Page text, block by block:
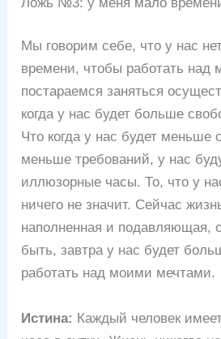
Мы говорим себе, что у нас
времени, чтобы работать над
постараемся заняться
когда у нас будет больше
Что когда у нас будет меньше
меньше требований, у нас
иллюзорные часы. То, что у
ничего не значит. Сейчас
наполненная и подавляющая,
быть, завтра у нас будет
работать над моими мечтами.
Истина: Каждый человек